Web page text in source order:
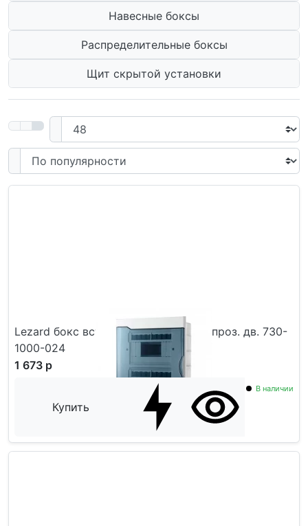
Навесные боксы
Распределительные боксы
Щит скрытой установки
Lezard бокс встраиваемый 24 мод. проз. дв. 730-
1000-024
1 673 р
Купить
В наличии